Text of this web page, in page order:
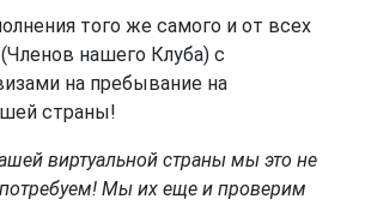
того же самого и от всех
нашего Клуба) с
на пребывание на
страны!
виртуальной страны мы это не
Мы их еще и проверим